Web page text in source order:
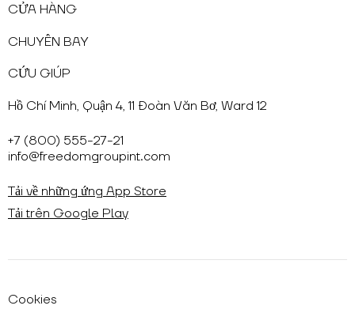
CỬA HÀNG
CHUYẾN BAY
CỨU GIÚP
Hồ Chí Minh, Quận 4, 11 Đoàn Văn Bơ, Ward 12
+7 (800) 555-27-21
info@freedomgroupint.com
Tải về những ứng App Store
Tải trên Google Play
Cookies